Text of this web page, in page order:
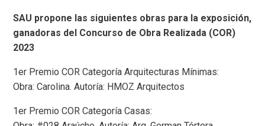
SAU propone las siguientes obras para la exposición,
ganadoras del Concurso de Obra Realizada (COR)
2023
1er Premio COR Categoría Arquitecturas Mínimas:
Obra: Carolina. Autoría: HMOZ Arquitectos
1er Premio COR Categoría Casas: